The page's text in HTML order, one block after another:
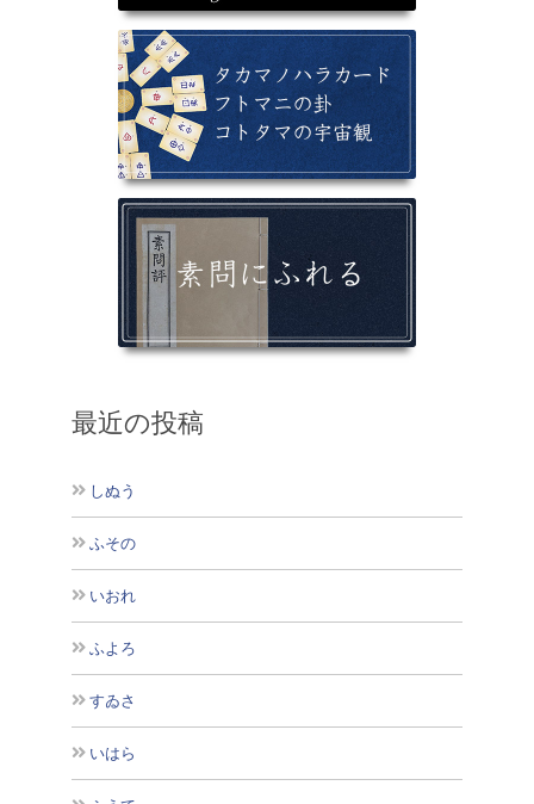
最近の投稿
しぬう
ふその
いおれ
ふよろ
すゐさ
いはら